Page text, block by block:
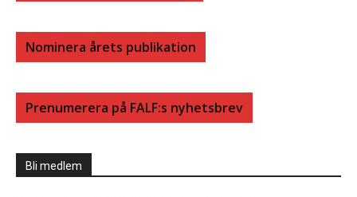
Nominera årets publikation
Prenumerera på FALF:s nyhetsbrev
Bli medlem